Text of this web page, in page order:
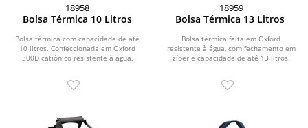
18958
Bolsa Térmica 10 Litros
Bolsa térmica com capacidade de até
10 litros. Confeccionada em Oxford
300D catiônico resistente à água,
18959
Bolsa Térmica 13 Litros
Bolsa térmica feita em Oxford
resistente à água, com fechamento em
zíper e capacidade de até 13 litros.